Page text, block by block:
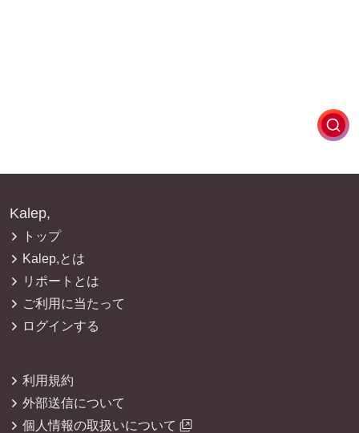
Kalep,
トップ
Kalep,とは
リポートとは
ご利用に当たって
ログインする
利用規約
外部送信について
個人情報の取扱いについて